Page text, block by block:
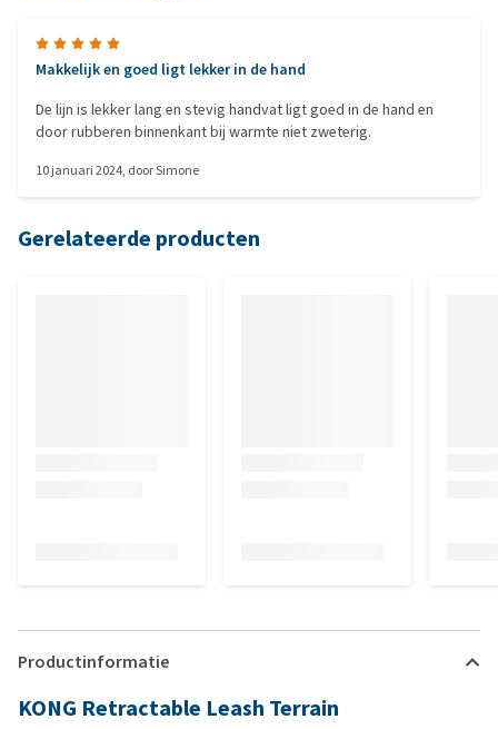
Makkelijk en goed ligt lekker in de hand
De lijn is lekker lang en stevig handvat ligt goed in de hand en
door rubberen binnenkant bij warmte niet zweterig.
10 januari 2024, doorSimone
Gerelateerde producten
Productinformatie
KONG Retractable Leash Terrain